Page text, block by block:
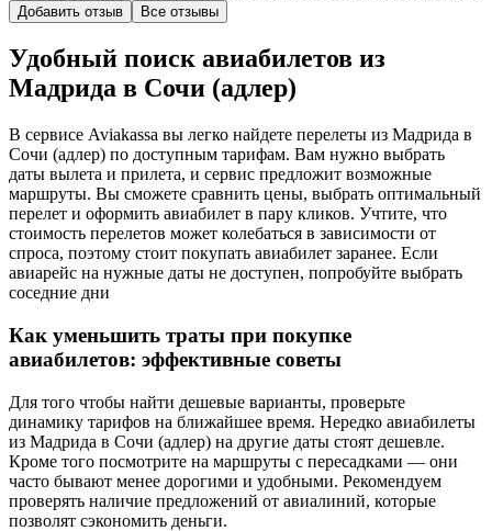
Добавить отзыв Все отзывы
Удобный поиск авиабилетов из
Мадрида в Сочи (адлер)
В сервисе Aviakassa вы легко найдете перелеты из Мадрида в
Сочи (адлер) по доступным тарифам. Вам нужно выбрать
даты вылета и прилета, и сервис предложит возможные
маршруты. Вы сможете сравнить цены, выбрать оптимальный
перелет и оформить авиабилет в пару кликов. Учтите, что
стоимость перелетов может колебаться в зависимости от
спроса, поэтому стоит покупать авиабилет заранее. Если
авиарейс на нужные даты не доступен, попробуйте выбрать
соседние дни
Как уменьшить траты при покупке
авиабилетов: эффективные советы
Для того чтобы найти дешевые варианты, проверьте
динамику тарифов на ближайшее время. Нередко авиабилеты
из Мадрида в Сочи (адлер) на другие даты стоят дешевле.
Кроме того посмотрите на маршруты с пересадками — они
часто бывают менее дорогими и удобными. Рекомендуем
проверять наличие предложений от авиалиний, которые
позволят сэкономить деньги.